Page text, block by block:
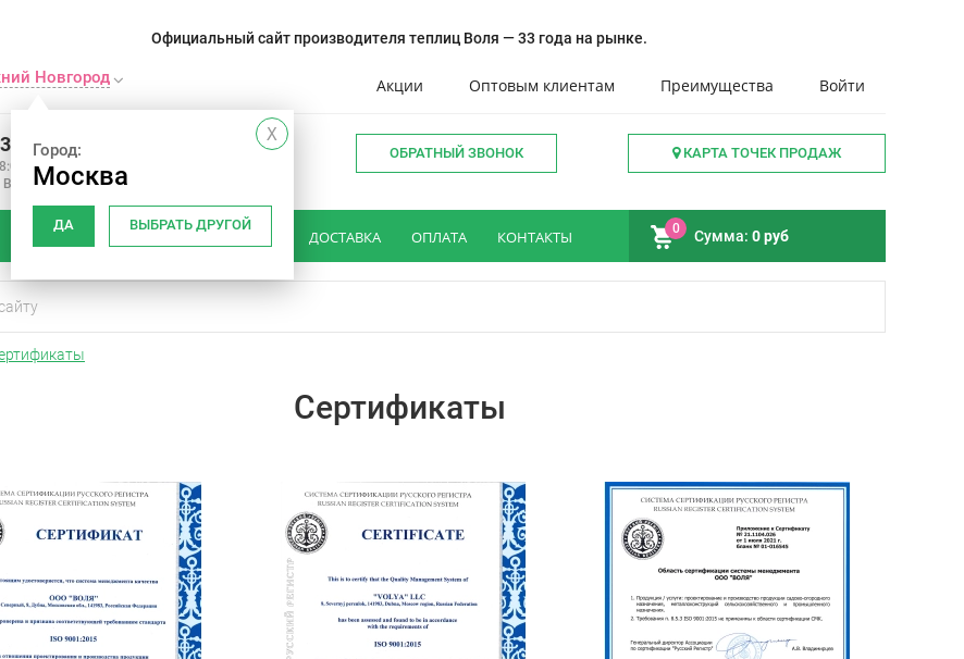
Официальный сайт производителя теплиц Воля — 33 года на рынке.
Новгород
X
Город:
Москва
ДА ВЫБРАТЬ ДРУГОЙ
Акции Оптовым клиентам Преимущества Войти
12-75
Вс: вых
КАРТА ТОЧЕК ПРОДАЖ
ОБРАТНЫЙ ЗВОНОК
КАК ВЫБРАТЬ ТЕПЛИЦУ ДОСТАВКА ОПЛАТА КОНТАКТЫ 0 Сумма: 0 руб
Сертификаты